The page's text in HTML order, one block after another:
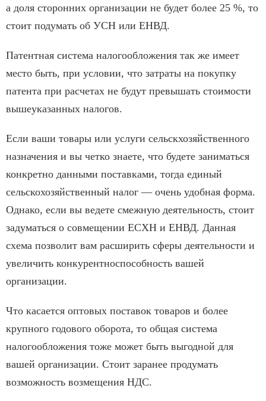
а доля сторонних организации не будет более 25 %, то
стоит подумать об УСН или ЕНВД.
Патентная система налогообложения так же имеет
место быть, при условии, что затраты на покупку
патента при расчетах не будут превышать стоимости
вышеуказанных налогов.
Если ваши товары или услуги сельскхозяйственного
назначения и вы четко знаете, что будете заниматься
конкретно данными поставками, тогда единый
сельскохозяйственный налог — очень удобная форма.
Однако, если вы ведете смежную деятельность, стоит
задуматься о совмещении ЕСХН и ЕНВД. Данная
схема позволит вам расширить сферы деятельности и
увеличить конкурентноспособность вашей
организации.
Что касается оптовых поставок товаров и более
крупного годового оборота, то общая система
налогообложения тоже может быть выгодной для
вашей организации. Стоит заранее продумать
возможность возмещения НДС.